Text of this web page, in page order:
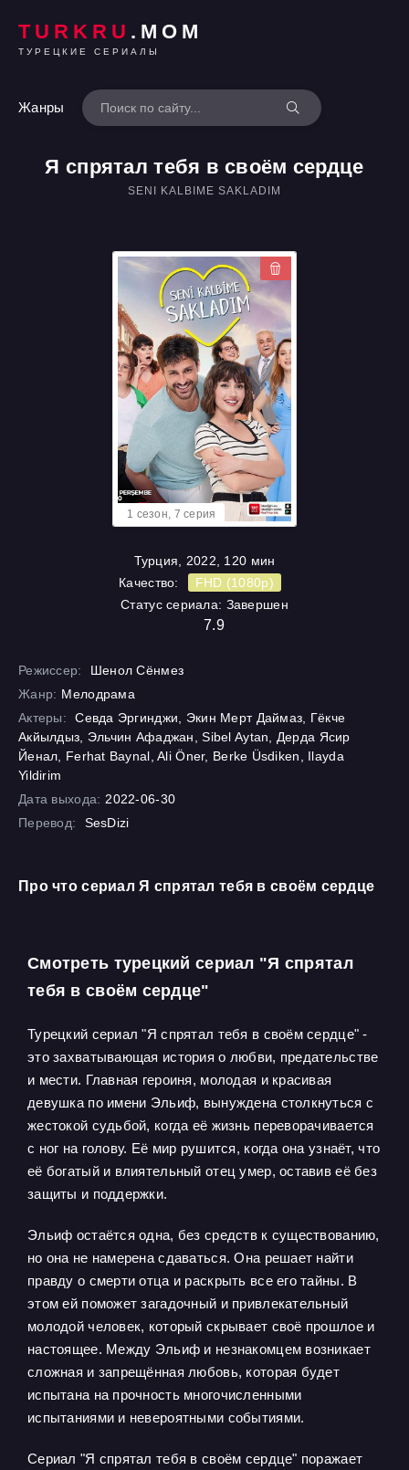
TURKRU .MOM
ТУРЕЦКИЕ СЕРИАЛЫ
Жанры
Я спрятал тебя в своём сердце
SENI KALBIME SAKLADIM
Турция, 2022, 120 мин
Качество:
FHD (1080p)
Статус сериала: Завершен
7.9
1 cезон, 7 cерия
Режиссер:
Шенол Сёнмез
Жанр: Мелодрама
Актеры:
Севда Эргинджи, Экин Мерт Даймаз, Гёкче
Акйылдыз, Эльчин Афаджан, Sibel Aytan, Дерда Ясир
Йенал, Ferhat Baynal, Ali Öner, Berke Üsdiken, Ilayda
Yildirim
Дата выхода: 2022-06-30
Перевод:
SesDizi
Про что сериал Я спрятал тебя в своём сердце
Смотреть турецкий сериал "Я спрятал
тебя в своём сердце"
Турецкий сериал "Я спрятал тебя в своём сердце" -
это захватывающая история о любви, предательстве
и мести. Главная героиня, молодая и красивая
девушка по имени Эльиф, вынуждена столкнуться с
жестокой судьбой, когда её жизнь переворачивается
с ног на голову. Её мир рушится, когда она узнаёт, что
её богатый и влиятельный отец умер, оставив её без
защиты и поддержки.
Эльиф остаётся одна, без средств к существованию,
но она не намерена сдаваться. Она решает найти
правду о смерти отца и раскрыть все его тайны. В
этом ей поможет загадочный и привлекательный
молодой человек, который скрывает своё прошлое и
настоящее. Между Эльиф и незнакомцем возникает
сложная и запрещённая любовь, которая будет
испытана на прочность многочисленными
испытаниями и невероятными событиями.
Сериал "Я спрятал тебя в своём сердце" поражает